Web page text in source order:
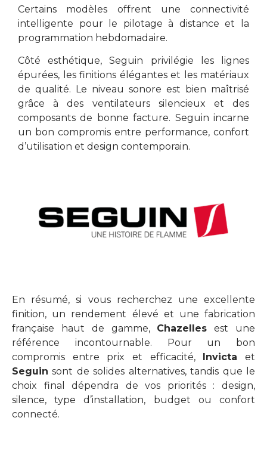
Certains modèles offrent une connectivité
intelligente pour le pilotage à distance et la
programmation hebdomadaire.
Côté esthétique, Seguin privilégie les lignes
épurées, les finitions élégantes et les matériaux
de qualité. Le niveau sonore est bien maîtrisé
grâce à des ventilateurs silencieux et des
composants de bonne facture. Seguin incarne
un bon compromis entre performance, confort
d’utilisation et design contemporain.
En résumé, si vous recherchez une excellente
finition, un rendement élevé et une fabrication
française haut de gamme, Chazelles est une
référence incontournable. Pour un bon
compromis entre prix et efficacité, Invicta et
Seguin sont de solides alternatives, tandis que le
choix final dépendra de vos priorités : design,
silence, type d’installation, budget ou confort
connecté.